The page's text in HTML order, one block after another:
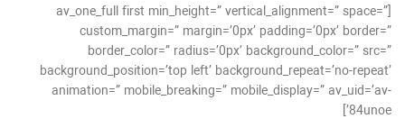
[av_one_full first min_height=” vertical_alignment=” space=”
custom_margin=” margin=’0px’ padding=’0px’ border=”
border_color=” radius=’0px’ background_color=” src=”
background_position=’top left’ background_repeat=’no-repeat’
animation=” mobile_breaking=” mobile_display=” av_uid=’av-
84unoe’]